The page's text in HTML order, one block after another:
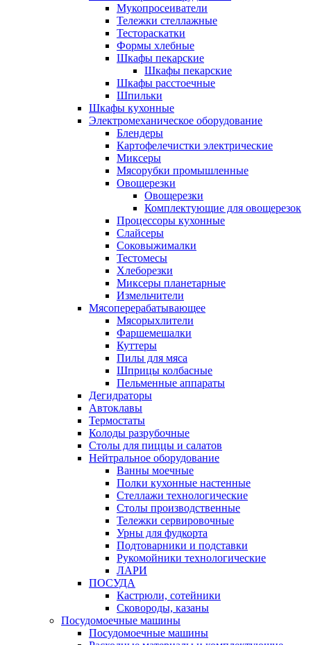
Мукопросеиватели
Тележки стеллажные
Тестораскатки
Формы хлебные
Шкафы пекарские
Шкафы пекарские
Шкафы расстоечные
Шпильки
Шкафы кухонные
Электромеханическое оборудование
Блендеры
Картофелечистки электрические
Миксеры
Мясорубки промышленные
Овощерезки
Овощерезки
Комплектующие для овощерезок
Процессоры кухонные
Слайсеры
Соковыжималки
Тестомесы
Хлеборезки
Миксеры планетарные
Измельчители
Мясоперерабатывающее
Мясорыхлители
Фаршемешалки
Куттеры
Пилы для мяса
Шприцы колбасные
Пельменные аппараты
Дегидраторы
Автоклавы
Термостаты
Колоды разрубочные
Столы для пиццы и салатов
Нейтральное оборудование
Ванны моечные
Полки кухонные настенные
Стеллажи технологические
Столы производственные
Тележки сервировочные
Урны для фудкорта
Подтоварники и подставки
Рукомойники технологические
ЛАРИ
ПОСУДА
Кастрюли, сотейники
Сковороды, казаны
Посудомоечные машины
Посудомоечные машины